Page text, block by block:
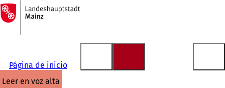
Saltar al contenido
A
la
página
Página de inicio
leer en voz alta